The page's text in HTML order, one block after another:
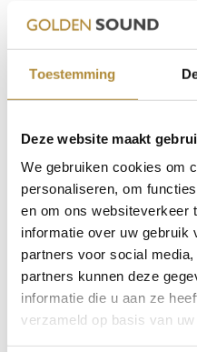
Toestemming
Deze website maakt
We gebruiken cookies om
personaliseren, om
en om ons websiteverkeer
informatie over uw gebruik
partners voor social
partners kunnen deze
informatie die u aan ze
verzameld op basis van
de markt die noise-
Bekende merken zoals
kunt in- en uitschakelen.
apparaten bieden zelfs
ruisonderdrukking,
geluid je wilt
om de juiste balans te
luisterervaring en
Voorbeelden van